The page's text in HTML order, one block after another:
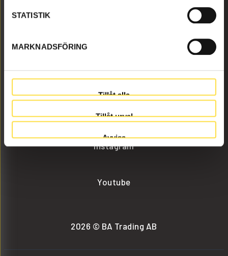
STATISTIK
MARKNADSFÖRING
Tillåt alla
Tillåt urval
Avvisa
info@batrading.se
+46 (0) 152-32500
Instagram
Youtube
2026 © BA Trading AB